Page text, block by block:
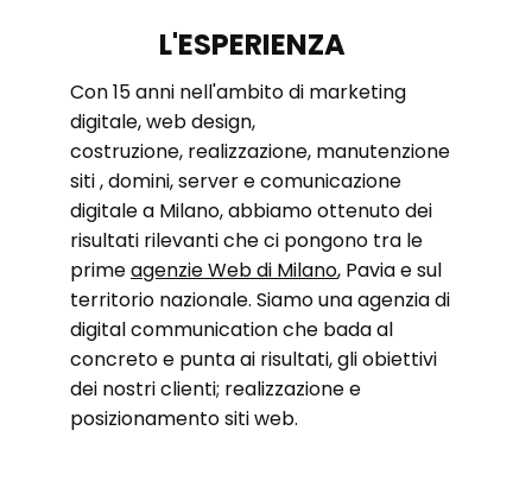
L'ESPERIENZA
Con 15 anni nell'ambito di marketing
digitale, web design,
costruzione, realizzazione, manutenzione
siti , domini, server e comunicazione
digitale a Milano, abbiamo ottenuto dei
risultati rilevanti che ci pongono tra le
primeagenzie Web di Milano, Pavia e sul
territorio nazionale. Siamo una agenzia di
digital communication che bada al
concreto e punta ai risultati, gli obiettivi
dei nostri clienti; realizzazione e
posizionamento siti web.